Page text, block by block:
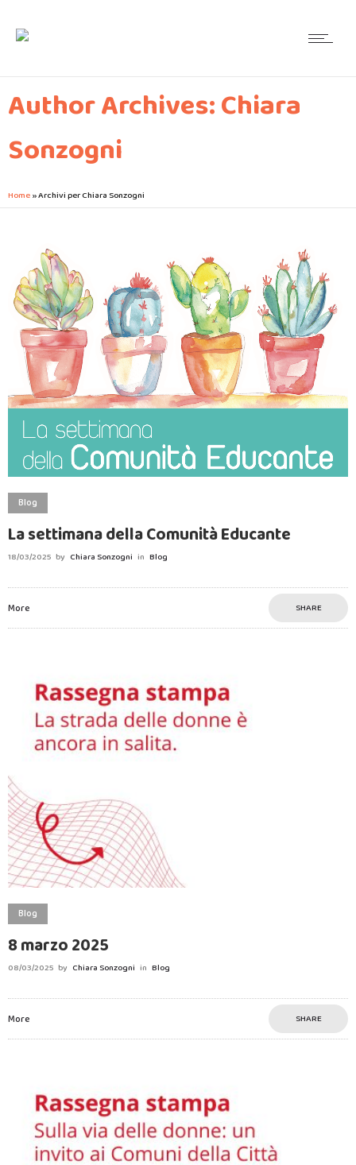
Author Archives: Chiara
Sonzogni
Home»Archivi per Chiara Sonzogni
Blog
La settimana della Comunità Educante
18/03/2025 by Chiara Sonzogni in Blog
More SHARE
Blog
8 marzo 2025
08/03/2025 by Chiara Sonzogni in Blog
More SHARE